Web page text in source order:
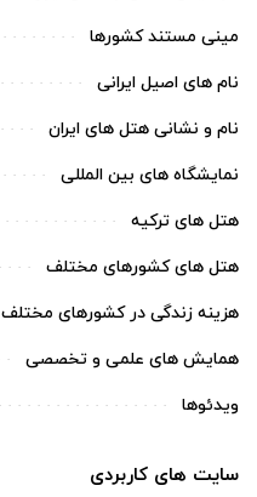
مینی مستند کشورها
نام های اصیل ایرانی
نام و نشانی هتل های ایران
نمایشگاه های بین المللی
هتل های ترکیه
هتل های کشورهای مختلف
هزینه زندگی در کشورهای مختلف
همایش های علمی و تخصصی
ویدئوها
سایت های کاربردی